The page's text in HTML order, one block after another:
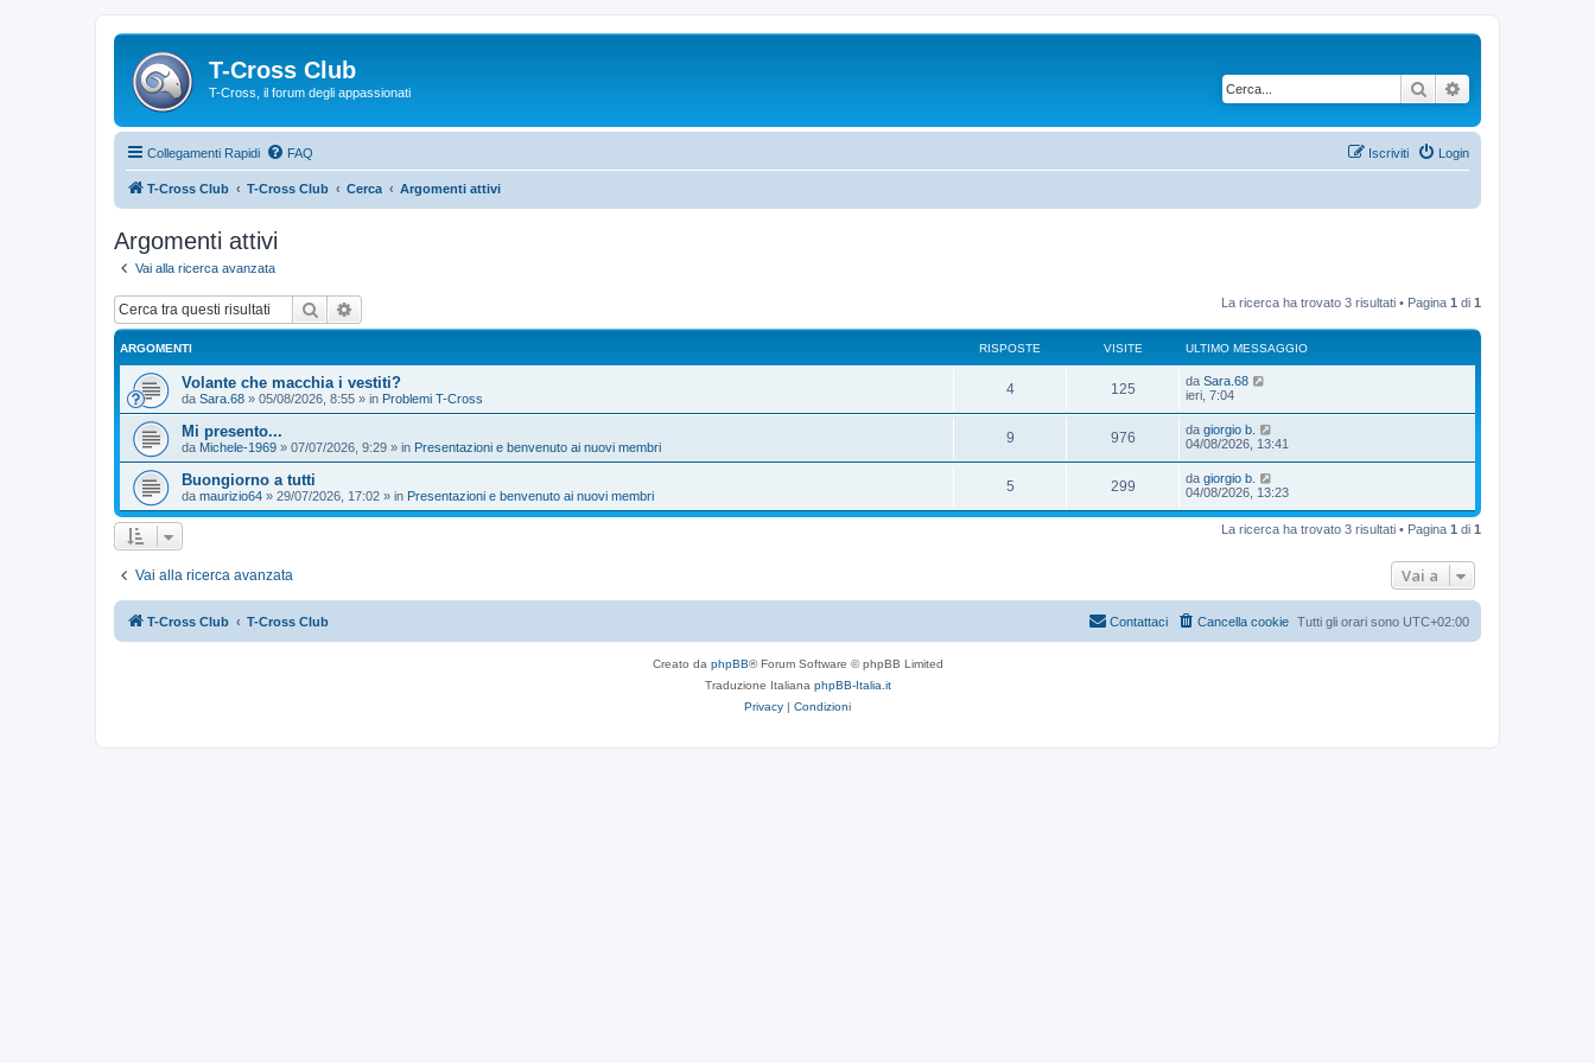
T-Cross Club
T-Cross, il forum degli appassionati Cerca
Collegamenti Rapidi FAQ Login
Iscriviti
T-Cross Club T-Cross Club Cerca Argomenti attivi
Argomenti attivi
Vai alla ricerca avanzata
Cerca La ricerca ha trovato 3 risultati • Pagina 1 di 1
ARGOMENTI RISPOSTE VISITE ULTIMO MESSAGGIO
Volante che macchia i vestiti?
da Sara.68 » 05/08/2026, 8:55 » in Problemi T-Cross
4 125 da Sara.68
ieri, 7:04
Mi presento...
da Michele-1969 » 07/07/2026, 9:29 » in Presentazioni e benvenuto ai nuovi membri
9 976 da giorgio b.
04/08/2026, 13:41
Buongiorno a tutti
da maurizio64 » 29/07/2026, 17:02 » in Presentazioni e benvenuto ai nuovi membri
5 299 da giorgio b.
04/08/2026, 13:23
La ricerca ha trovato 3 risultati • Pagina 1 di 1
Vai alla ricerca avanzata Vai a
T-Cross Club T-Cross Club Tutti gli orari sono UTC+02:00
Cancella cookie
Contattaci
Creato da phpBB® Forum Software © phpBB Limited
Traduzione Italiana phpBB-Italia.it
Privacy | Condizioni